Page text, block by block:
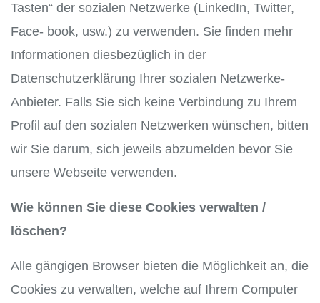
Tasten“ der sozialen Netzwerke (LinkedIn, Twitter,
Face- book, usw.) zu verwenden. Sie finden mehr
Informationen diesbezüglich in der
Datenschutzerklärung Ihrer sozialen Netzwerke-
Anbieter. Falls Sie sich keine Verbindung zu Ihrem
Profil auf den sozialen Netzwerken wünschen, bitten
wir Sie darum, sich jeweils abzumelden bevor Sie
unsere Webseite verwenden.
Wie können Sie diese Cookies verwalten /
löschen?
Alle gängigen Browser bieten die Möglichkeit an, die
Cookies zu verwalten, welche auf Ihrem Computer